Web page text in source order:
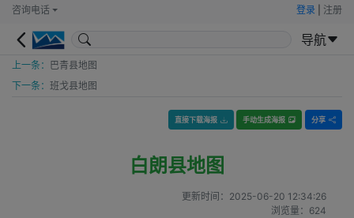
咨询电话 登录 注册
导航
上一条：
巴青县地图
下一条： 班戈县地图
直接下载海报 手动生成海报 分享
白朗县地图
更新时间： 2025-06-20 12:34:26
浏览量： 624